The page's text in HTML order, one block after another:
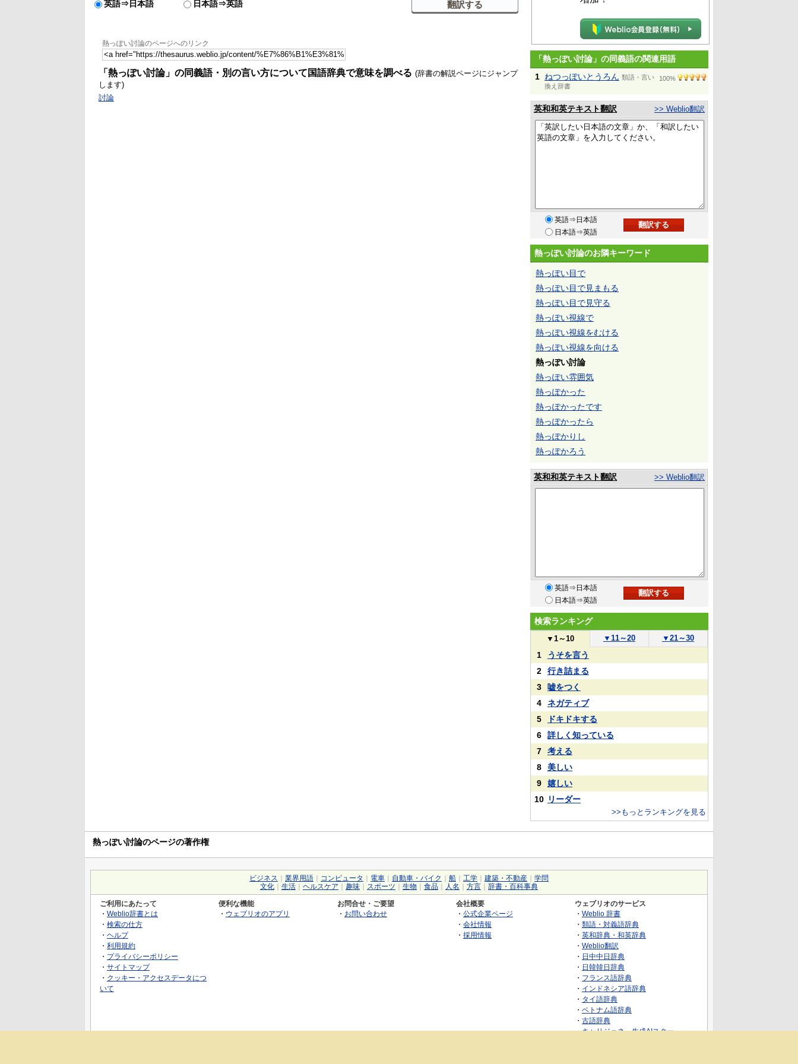
英語⇒日本語 日本語⇒英語
熱っぽい討論のページへのリンク
「熱っぽい討論」の同義語・別の言い方について国語辞典で意味を調べる (辞書の解説ページにジャンプ
します)
討論
「熱っぽい討論」の同義語の関連用語
1 ねつっぽいとうろん 類語・言い
換え辞書
100%
英和和英テキスト翻訳 >> Weblio翻訳
英語⇒日本語
日本語⇒英語
熱っぽい討論のお隣キーワード
熱っぽい目で
熱っぽい目で見まもる
熱っぽい目で見守る
熱っぽい視線で
熱っぽい視線をむける
熱っぽい視線を向ける
熱っぽい討論
熱っぽい雰囲気
熱っぽかった
熱っぽかったです
熱っぽかったら
熱っぽかりし
熱っぽかろう
英和和英テキスト翻訳 >> Weblio翻訳
英語⇒日本語
日本語⇒英語
検索ランキング
▼ 1～10 ▼ 11～20 ▼ 21～30
1
うそを言う
2
行き詰まる
3
嘘をつく
4
ネガティブ
5
ドキドキする
6
詳しく知っている
7
考える
8
美しい
9
嬉しい
10 リーダー
>>もっとランキングを見る
熱っぽい討論のページの著作権
ビジネス 業界用語 コンピュータ 電車 自動車・バイク 船 工学 建築・不動産
学問
文化
生活 ヘルスケア 趣味 スポーツ 生物 食品 人名 方言 辞書・百科事典
ご利用にあたって
・ Weblio辞書とは
・ 検索の仕方
・ ヘルプ
・ 利用規約
・ プライバシーポリシー
・ サイトマップ
・ クッキー・アクセスデータにつ
いて
便利な機能
・ ウェブリオのアプリ
お問合せ・ご要望
・ お問い合わせ
会社概要
・ 公式企業ページ
・ 会社情報
・ 採用情報
ウェブリオのサービス
・ Weblio 辞書
・ 類語・対義語辞典
・ 英和辞典・和英辞典
・ Weblio翻訳
・ 日中中日辞典
・ 日韓韓日辞典
・ フランス語辞典
・ インドネシア語辞典
・ タイ語辞典
・ ベトナム語辞典
・ 古語辞典
・キャリジェネ～生成AIスクー